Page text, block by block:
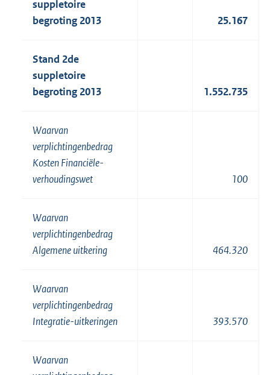
suppletoire
begroting 2013
25.167
Stand 2de
suppletoire
begroting 2013
1.552.735
Waarvan
verplichtingenbedrag
Kosten Financiële-
verhoudingswet
100
Waarvan
verplichtingenbedrag
Algemene uitkering
464.320
Waarvan
verplichtingenbedrag
Integratie-uitkeringen
393.570
Waarvan